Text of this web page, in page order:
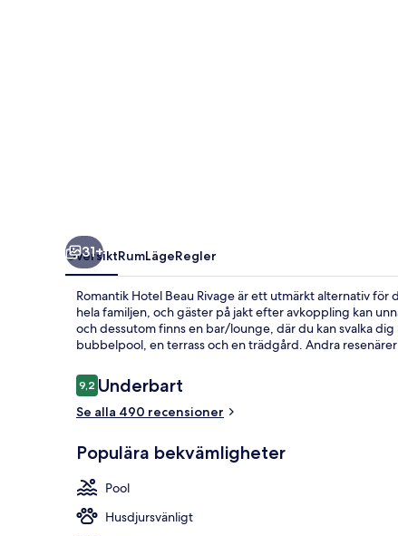
31+
ÖversiktRumLägeRegler
Romantik Hotel Beau Rivage är ett utmärkt alternativ
hela familjen, och gäster på jakt efter avkoppling kan
och dessutom finns en bar/lounge, där du kan svalka
bubbelpool, en terrass och en trädgård. Andra
Recensioner
9,29,2 av 10,
Underbart
Se alla 490 recensioner
Populära bekvämligheter
Pool
Husdjursvänligt